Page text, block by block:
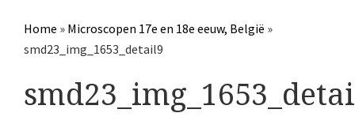
Overige optische instrumenten
Elektrische meetapparatuur
Boeken
Home » Microscopen 17e en 18e eeuw, België »
smd23_img_1653_detail9